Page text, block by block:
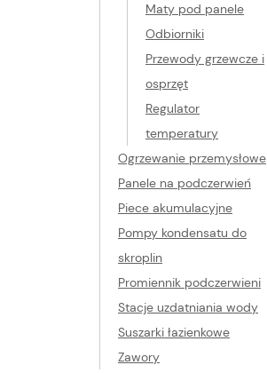
Maty pod panele
Odbiorniki
Przewody grzewcze i
osprzęt
Regulator
temperatury
Ogrzewanie przemysłowe
Panele na podczerwień
Piece akumulacyjne
Pompy kondensatu do
skroplin
Promiennik podczerwieni
Stacje uzdatniania wody
Suszarki łazienkowe
Zawory